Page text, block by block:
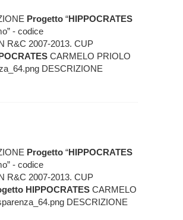
Progetto “HIPPOCRATES
- codice
R&C 2007-2013. CUP
CARMELO PRIOLO
DESCRIZIONE
Progetto “HIPPOCRATES
- codice
R&C 2007-2013. CUP
HIPPOCRATES CARMELO
DESCRIZIONE